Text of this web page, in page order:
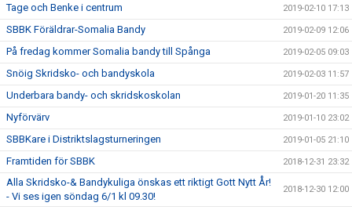
Tage och Benke i centrum 2019-02-10 17:13
SBBK Föräldrar-Somalia Bandy 2019-02-09 12:06
På fredag kommer Somalia bandy till Spånga 2019-02-05 09:03
Snöig Skridsko- och bandyskola 2019-02-03 11:57
Underbara bandy- och skridskoskolan 2019-01-20 11:35
Nyförvärv 2019-01-10 23:02
SBBKare i Distriktslagsturneringen 2019-01-05 21:10
Framtiden för SBBK 2018-12-31 23:32
Alla Skridsko-& Bandykuliga önskas ett riktigt Gott Nytt År!
- Vi ses igen söndag 6/1 kl 09.30!
2018-12-30 12:00